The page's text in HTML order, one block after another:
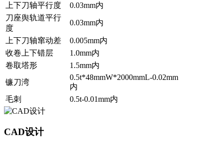
上下刀轴平行度
0.03mm内
刀座舆轨道平行
度
0.03mm内
上下刀轴窜动差
0.005mm内
收卷上下错层
1.0mm内
卷取塔形
1.5mm内
镰刀湾
0.5t*48mmW*2000mmL-0.02mm
内
毛刺
0.5t-0.01mm内
CAD设计